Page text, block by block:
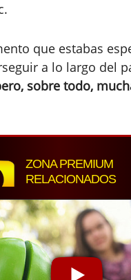
que estabas
a lo largo del
sobre todo,
ZONA PREMIUM
RELACIONADOS